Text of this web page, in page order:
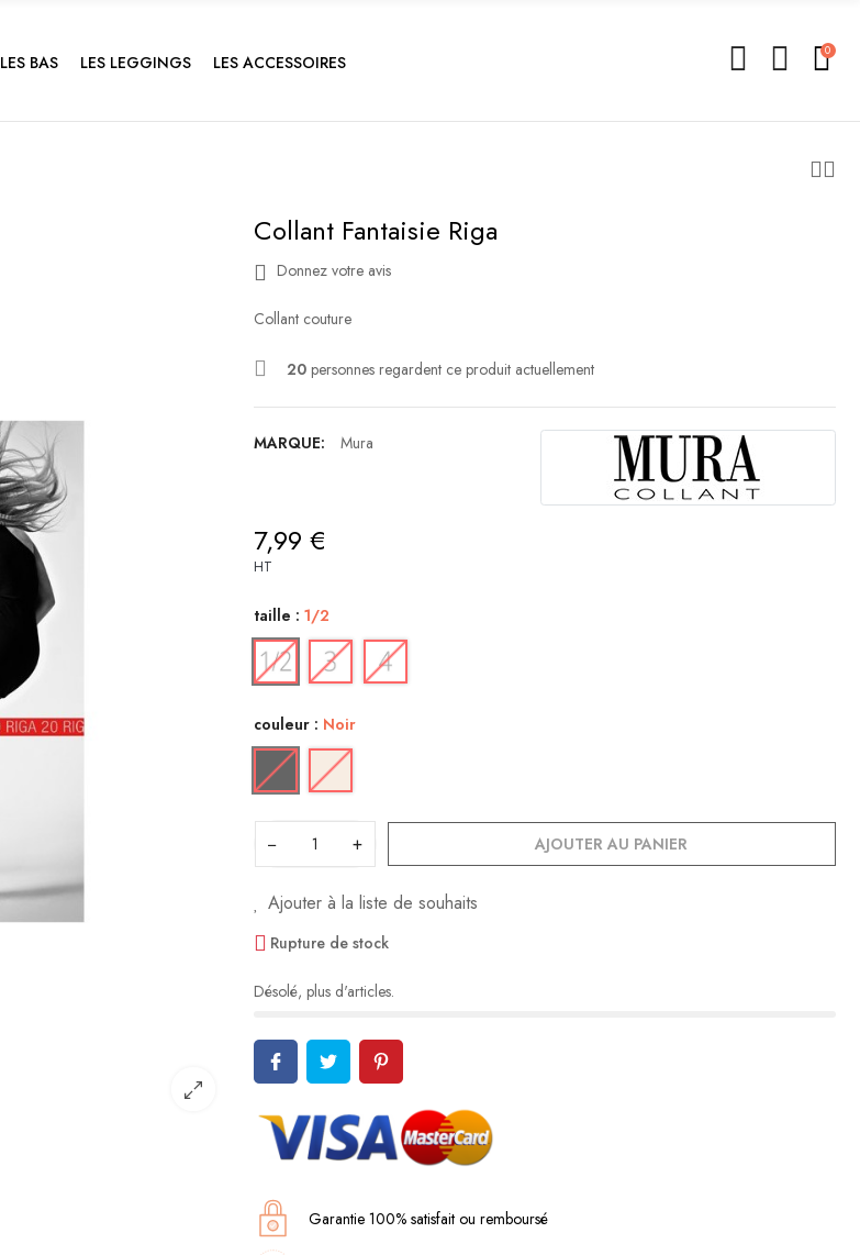
LES BAS LES LEGGINGS LES ACCESSOIRES
0
Collant Fantaisie Riga
Donnez votre avis
Collant couture
20personnes regardent ce produit actuellement
MARQUE: Mura
7,99 €
HT
taille : 1/2
couleur : Noir
− + AJOUTER AU PANIER
Ajouter à la liste de souhaits
Rupture de stock
Désolé, plus d'articles.
Garantie 100% satisfait ou remboursé